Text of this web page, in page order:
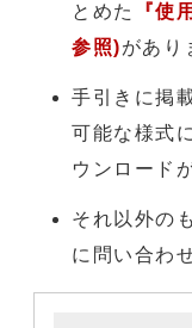
とめた
『使
参照)があり
手引きに掲
可能な様式
ウンロード
それ以外の
に問い合わ